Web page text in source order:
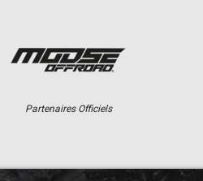
Partenaires Officiels